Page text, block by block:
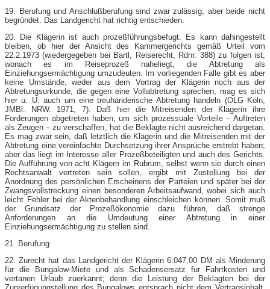
19. Berufung und Anschlußberufung sind zwar zulässig; aber beide nicht
begründet. Das Landgericht hat richtig entschieden.
20. Die Klägerin ist auch prozeßführungsbefugt. Es kann dahingestellt
bleiben, ob hier der Ansicht des Kammergerichts gemäß Urteil vom
22.2.1973 (wiedergegeben bei Bartl, Reiserecht, Rdnr. 388) zu folgen ist,
wonach es im Reiseprozeß naheliegt, die Abtretung als
Einziehungsermächtigung umzudeuten. Im vorliegenden Falle gibt es aber
keine Umstände, weder aus dem Vortrag der Klägerin noch aus der
Abtretungsurkunde, die gegen eine Vollabtretung sprechen, mag es sich
hier u. U. auch um eine treuhänderische Abtretung handeln (OLG Köln,
JMBl. NRW. 1971, 7). Daß hier die Mitreisenden der Klägerin ihre
Forderungen abgetreten haben, um sich prozessuale Vorteile – Auftreten
als Zeugen – zu verschaffen, hat die Beklagte nicht ausreichend dargetan.
Es mag zwar sein, daß letztlich die Klägerin und die Mitreisenden mit der
Abtretung eine vereinfachte Durchsetzung ihrer Ansprüche erstrebt haben;
aber das liegt im Interesse aller Prozeßbeteiligten und auch des Gerichts.
Die Aufführung von acht Klägern im Rubrum, selbst wenn sie durch einen
Rechtsanwalt vertreten sein sollen, ergibt mit Zustellung bei der
Anordnung des persönlichen Erscheinens der Parteien und später bei der
Zwangsvollstreckung einen besonderen Arbeitsaufwand, wobei sich auch
leicht Fehler bei der Aktenbehandlung einschleichen können. Somit muß
der Grundsatz der Prozeßökonomie dazu führen, daß strenge
Anforderungen an die Umdeutung einer Abtretung in einer
Einziehungsermächtigung zu stellen sind.
21. Berufung
22. Zurecht hat das Landgericht der Klägerin 6.047,00 DM als Minderung
für die Bungalow-Miete und als Schadensersatz für Fahrtkosten und
vertanen Urlaub zuerkannt; denn die Leistung der Beklagten bei der
Zurverfügungstellung des Bungalows entsprach nicht dem Vertragsinhalt.